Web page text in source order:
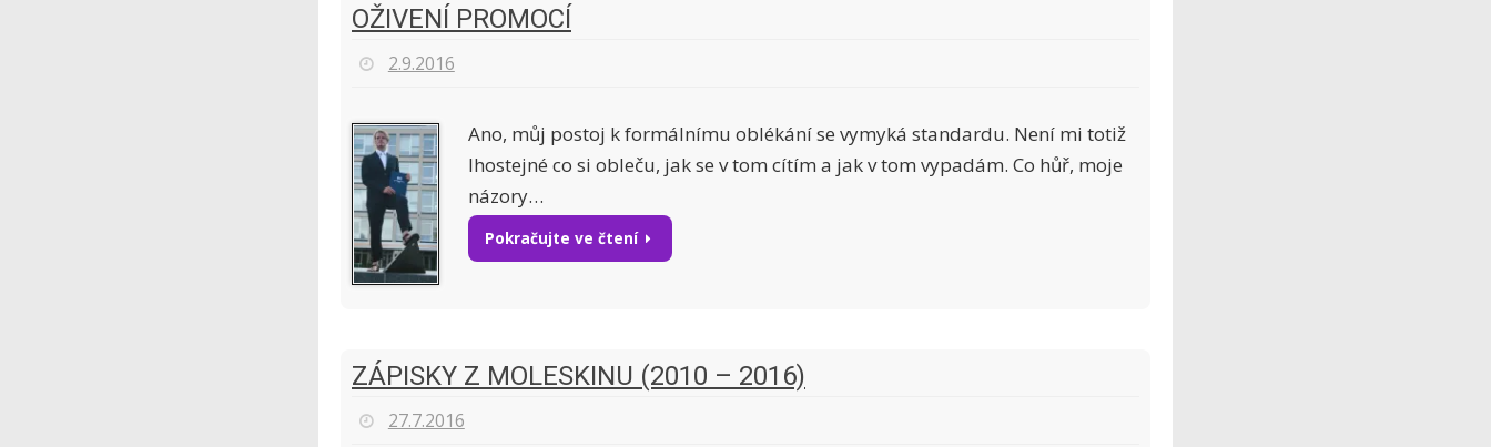
OŽIVENÍ PROMOCÍ
2.9.2016
Ano, můj postoj k formálnímu oblékání se vymyká standardu. Není mi totiž
lhostejné co si obleču, jak se v tom cítím a jak v tom vypadám. Co hůř, moje
názory…
Pokračujte ve čtení
ZÁPISKY Z MOLESKINU (2010 – 2016)
27.7.2016